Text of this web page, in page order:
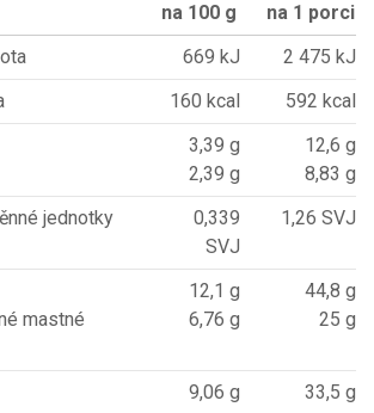
na 100 g
na 1 porci
669 kJ
2 475 kJ
160 kcal
592 kcal
3,39 g
2,39 g
12,6 g
8,83 g
jednotky
0,339
SVJ
1,26 SVJ
mastné
12,1 g
6,76 g
44,8 g
25 g
9,06 g 33,5 g